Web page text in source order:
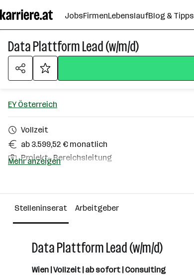
Seiteninhalt
springen
JobsFirmenLebenslaufBlog & Tipps
Data Plattform Lead (w/m/d)
EY Österreich
Vollzeit
ab 3.599,52 € monatlich
Projekt-, Bereichsleitung
Wien
Mehr anzeigen
Stelleninserat Arbeitgeber
Data Plattform Lead (w/m/d)
Wien | Vollzeit | ab sofort | Consulting